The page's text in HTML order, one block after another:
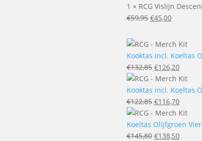
1 × RCG Vislijn
€59,95 Oorspronkelijke
was:
€59,95.
€45,00Huidige
is:
€45,00.
Kooktas incl. Koeltas
€132,85 Oorspronkelijke
prijs
was:
€132,85.
€126,20Huidige
prijs
is:
€126,20.
Kooktas incl. Koeltas
€122,85 Oorspronkelijke
prijs
was:
€122,85.
€116,70Huidige
prijs
is:
€116,70.
Koeltas Olijfgroen
€145,80 Oorspronkelijke
€138,50Huidige